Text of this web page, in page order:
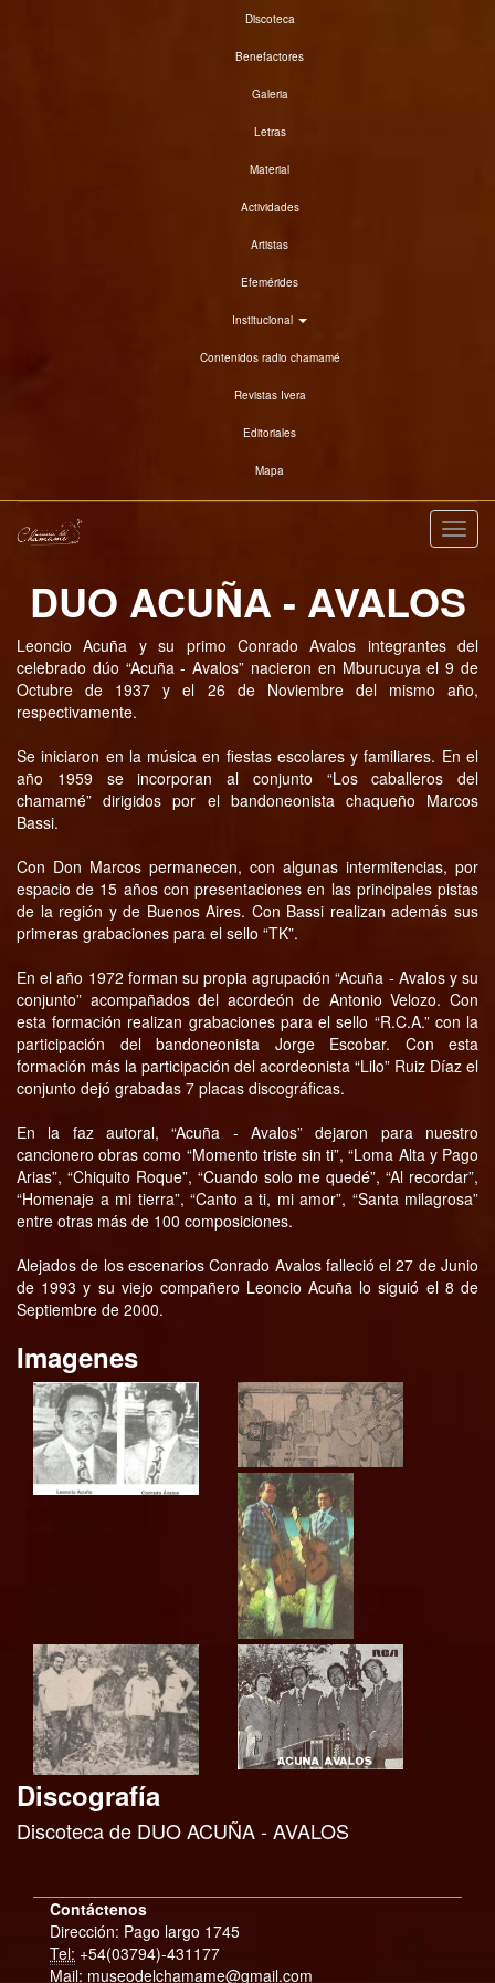
Discoteca
Benefactores
Galeria
Letras
Material
Actividades
Artistas
Efemérides
Institucional
Contenidos radio chamamé
Revistas Ivera
Editoriales
Mapa
DUO ACUÑA - AVALOS
Leoncio Acuña y su primo Conrado Avalos integrantes del
celebrado dúo “Acuña - Avalos” nacieron en Mburucuya el 9 de
Octubre de 1937 y el 26 de Noviembre del mismo año,
respectivamente.
Se iniciaron en la música en fiestas escolares y familiares. En el
año 1959 se incorporan al conjunto “Los caballeros del
chamamé” dirigidos por el bandoneonista chaqueño Marcos
Bassi.
Con Don Marcos permanecen, con algunas intermitencias, por
espacio de 15 años con presentaciones en las principales pistas
de la región y de Buenos Aires. Con Bassi realizan además sus
primeras grabaciones para el sello “TK”.
En el año 1972 forman su propia agrupación “Acuña - Avalos y su
conjunto” acompañados del acordeón de Antonio Velozo. Con
esta formación realizan grabaciones para el sello “R.C.A.” con la
participación del bandoneonista Jorge Escobar. Con esta
formación más la participación del acordeonista “Lilo” Ruiz Díaz el
conjunto dejó grabadas 7 placas discográficas.
En la faz autoral, “Acuña - Avalos” dejaron para nuestro
cancionero obras como “Momento triste sin ti”, “Loma Alta y Pago
Arias”, “Chiquito Roque”, “Cuando solo me quedé”, “Al recordar”,
“Homenaje a mi tierra”, “Canto a ti, mi amor”, “Santa milagrosa”
entre otras más de 100 composiciones.
Alejados de los escenarios Conrado Avalos falleció el 27 de Junio
de 1993 y su viejo compañero Leoncio Acuña lo siguió el 8 de
Septiembre de 2000.
Imagenes
Discografía
Discoteca de DUO ACUÑA - AVALOS
Contáctenos
Dirección: Pago largo 1745
Tel: +54(03794)-431177
Mail: museodelchamame@gmail.com